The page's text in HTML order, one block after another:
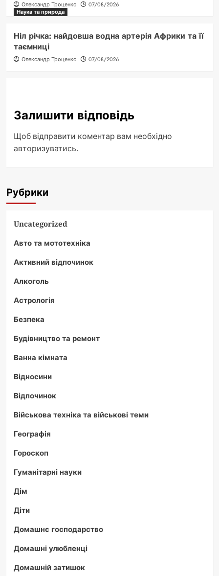
Олександр Троценко
07/08/2026
Наука та природа
Ніл річка: найдовша водна артерія Африки та її
таємниці
Олександр Троценко 07/08/2026
Залишити відповідь
Щоб відправити коментар вам необхідно
авторизуватись.
Рубрики
Uncategorized
Авто та мототехніка
Активний відпочинок
Алкоголь
Астрологія
Безпека
Будівництво та ремонт
Ванна кімната
Відносини
Відпочинок
Військова техніка та військові теми
Географія
Гороскоп
Гуманітарні науки
Дім
Діти
Домашнє господарство
Домашні улюбленці
Домашній затишок